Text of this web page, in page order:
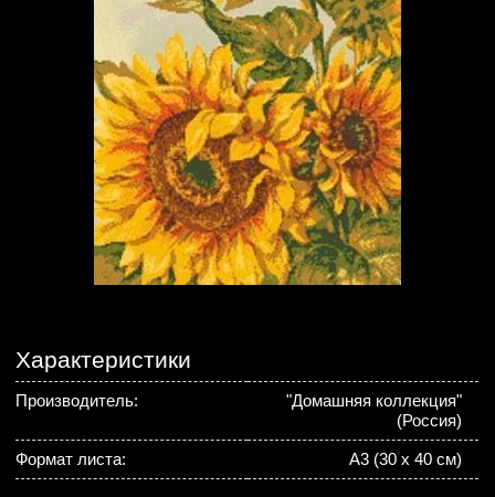
Характеристики
Производитель:
"Домашняя коллекция"
(Россия)
Формат листа: А3 (30 х 40 см)